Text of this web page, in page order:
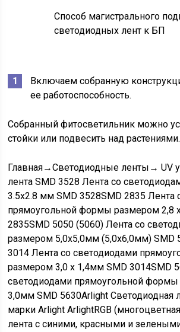
Способ магистрального
светодиодных лент к БП
Включаем собранную
ее работоспособность.
Собранный фитосветильник можно
стойки или подвесить над растениями.
Главная→Светодиодные ленты → UV
лента SMD 3528 Лента со
3.5х2.8 мм SMD 3528SMD 2835 Лента
прямоугольной формы размером 2,8
2835SMD 5050 (5060) Лента со
размером 5,0х5,0мм (5,0х6,0мм) SMD
3014 Лента со светодиодами
размером 3,0 х 1,4мм SMD 3014SMD
светодиодами прямоугольной
3,0мм SMD 5630Arlight Светодиодная
марки Arlight ArlightRGB
лента с синими, красными и